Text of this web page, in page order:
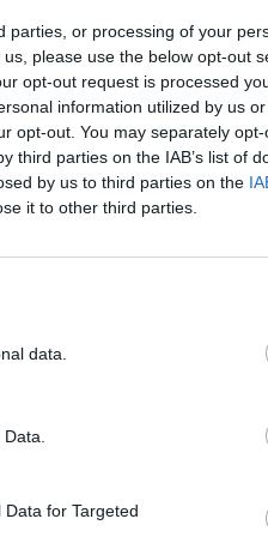
parties, or processing of your
please use the below opt-out
opt-out request is processed
information utilized by us
opt-out. You may separately
third parties on the IAB’s list of
by us to third parties on the
it to other third parties.
data.
for Targeted
del All-Star
con efectivos
tiros de campo),
en un